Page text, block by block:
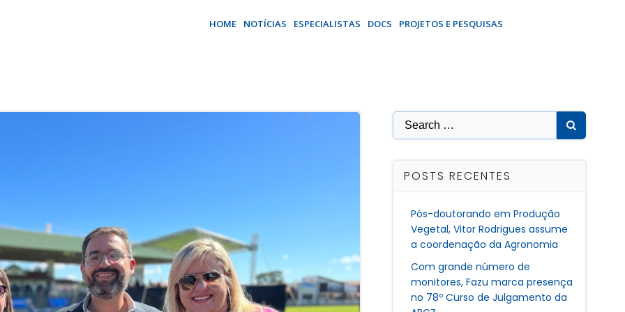
HOME NOTÍCIAS ESPECIALISTAS DOCS PROJETOS E PESQUISAS
Search
for:
POSTS RECENTES
Pós-doutorando em Produção
Vegetal, Vitor Rodrigues assume
a coordenação da Agronomia
Com grande número de
monitores, Fazu marca presença
no 78º Curso de Julgamento da